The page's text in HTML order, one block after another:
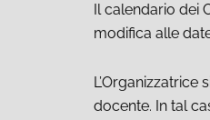
Il calendario dei
modifica alle
docente. In tal